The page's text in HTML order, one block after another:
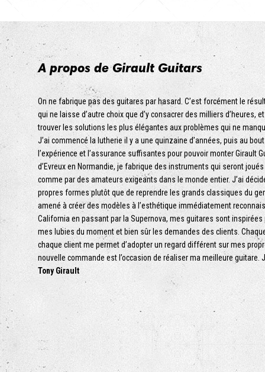
A propos de Girault Guitars
On ne fabrique pas des guitares par hasard. C’est forcément le
qui ne laisse d’autre choix que d’y consacrer des milliers d’heures,
trouver les solutions les plus élégantes aux problèmes qui ne
J’ai commencé la lutherie il y a une quinzaine d’années, puis au
l’expérience et l’assurance suffisantes pour pouvoir monter Girault
d’Evreux en Normandie, je fabrique des instruments qui seront
comme par des amateurs exigeants dans le monde entier. J’ai
propres formes plutôt que de reprendre les grands classiques du
amené à créer des modèles à l’esthétique immédiatement
California en passant par la Supernova, mes guitares sont
mes lubies du moment et bien sûr les demandes des clients.
chaque client me permet d’adopter un regard différent sur mes
nouvelle commande est l’occasion de réaliser ma meilleure guitare.
Tony Girault